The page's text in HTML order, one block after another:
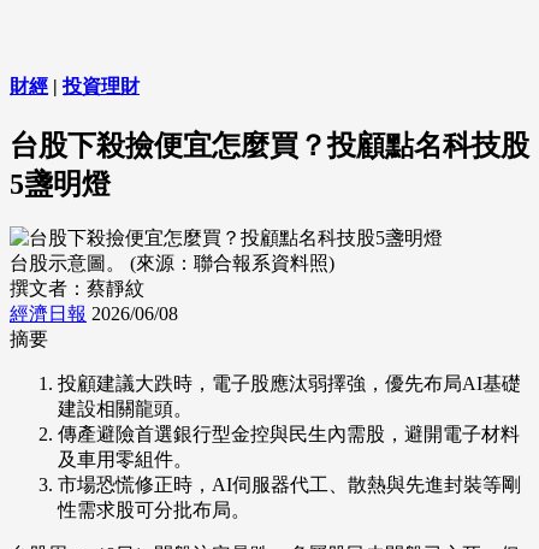
財經 | 投資理財
台股下殺撿便宜怎麼買？投顧點名科技股
5盞明燈
台股示意圖。 (來源：聯合報系資料照)
撰文者：蔡靜紋
經濟日報 2026/06/08
摘要
投顧建議大跌時，電子股應汰弱擇強，優先布局AI基礎
建設相關龍頭。
傳產避險首選銀行型金控與民生內需股，避開電子材料
及車用零組件。
市場恐慌修正時，AI伺服器代工、散熱與先進封裝等剛
性需求股可分批布局。